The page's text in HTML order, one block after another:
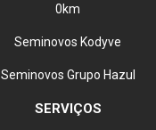
0km
Seminovos Kodyve
Seminovos Grupo Hazul
SERVIÇOS